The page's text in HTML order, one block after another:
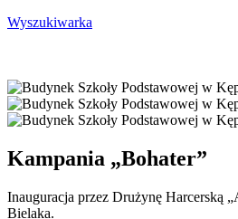
Wyszukiwarka
Kampania „Bohater”
Inauguracja przez Drużynę Harcerską
Bielaka.